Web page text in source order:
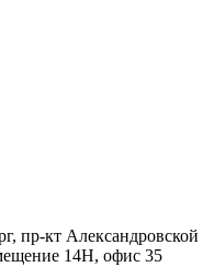
пр-кт Александровской
14Н, офис 35